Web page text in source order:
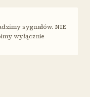
sygnałów. NIE
wyłącznie